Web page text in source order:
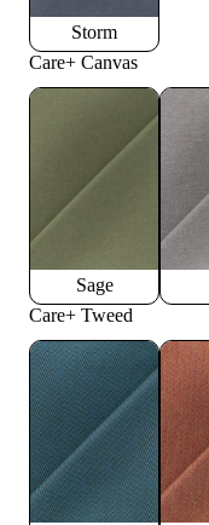
Storm
Care+ Canvas
Sage
Care+ Tweed